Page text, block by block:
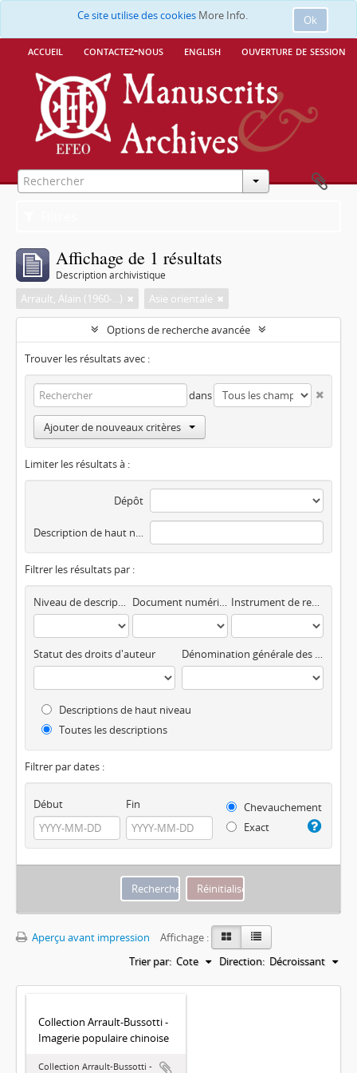
Ok
Ce site utilise des cookies More Info.
accueil contactez-nous english ouverture de session
Affichage de 1 résultats
Description archivistique
Arrault, Alain (1960-...) Asie orientale
Options de recherche avancée
Trouver les résultats avec :
dans
Ajouter de nouveaux critères
Limiter les résultats à :
Dépôt
Description de haut niveau
Filtrer les résultats par :
Niveau de description Document numérisé disponible Instrument de recherche
Statut des droits d'auteur Dénomination générale des documents
Descriptions de haut niveau
Toutes les descriptions
Filtrer par dates :
Début Fin
Chevauchement
Exact
Aperçu avant impression
Affichage :
Trier par: Cote Direction: Décroissant
Collection Arrault-Bussotti -
Imagerie populaire chinoise
Collection Arrault-Bussotti -